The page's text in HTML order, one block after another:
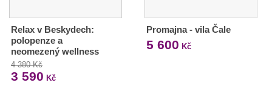
Relax v Beskydech:
polopenze a
neomezený wellness
4 380 Kč
3 590 Kč
Promajna - vila Čale
5 600 Kč